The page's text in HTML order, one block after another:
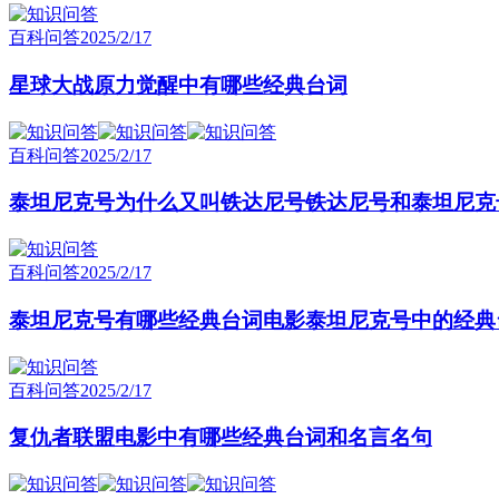
百科问答2025/2/17
星球大战原力觉醒中有哪些经典台词
百科问答2025/2/17
泰坦尼克号为什么又叫铁达尼号铁达尼号和泰坦尼克
百科问答2025/2/17
泰坦尼克号有哪些经典台词电影泰坦尼克号中的经典
百科问答2025/2/17
复仇者联盟电影中有哪些经典台词和名言名句